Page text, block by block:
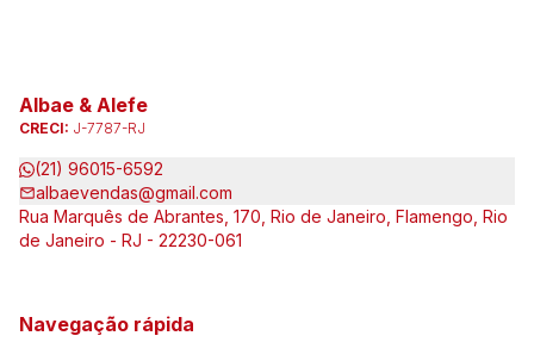
Albae & Alefe
CRECI: J-7787-RJ
(21) 96015-6592
albaevendas@gmail.com
Rua Marquês de Abrantes, 170, Rio de Janeiro, Flamengo, Rio
de Janeiro - RJ - 22230-061
Navegação rápida